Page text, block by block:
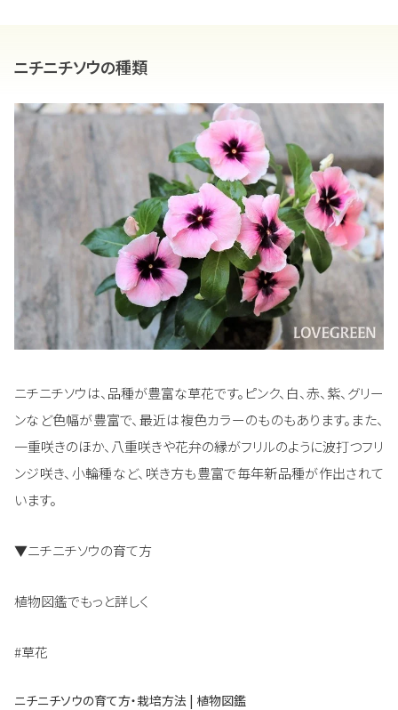
ニチニチソウの種類
ニチニチソウは、品種が豊富な草花です。ピンク、白、赤、紫、グリー
ンなど色幅が豊富で、最近は複色カラーのものもあります。また、
一重咲きのほか、八重咲きや花弁の縁がフリルのように波打つフリ
ンジ咲き、小輪種など、咲き方も豊富で毎年新品種が作出されて
います。
▼ニチニチソウの育て方
植物図鑑でもっと詳しく
#草花
ニチニチソウの育て方・栽培方法 | 植物図鑑